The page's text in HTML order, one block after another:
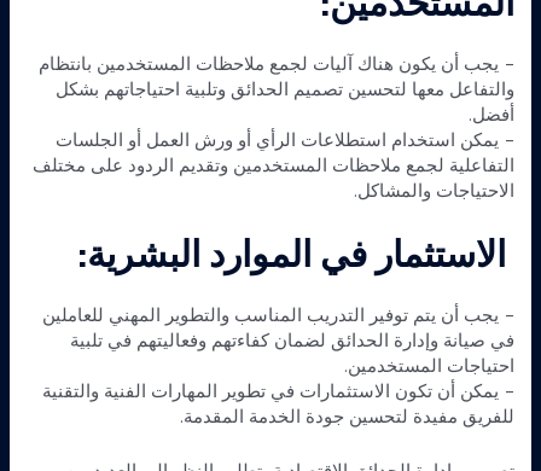
– يجب أن يكون هناك آليات لجمع ملاحظات المستخدمين بانتظام
والتفاعل معها لتحسين تصميم الحدائق وتلبية احتياجاتهم بشكل
أفضل.
– يمكن استخدام استطلاعات الرأي أو ورش العمل أو الجلسات
التفاعلية لجمع ملاحظات المستخدمين وتقديم الردود على مختلف
الاحتياجات والمشاكل.
الاستثمار في الموارد البشرية:
– يجب أن يتم توفير التدريب المناسب والتطوير المهني للعاملين
في صيانة وإدارة الحدائق لضمان كفاءتهم وفعاليتهم في تلبية
احتياجات المستخدمين.
– يمكن أن تكون الاستثمارات في تطوير المهارات الفنية والتقنية
للفريق مفيدة لتحسين جودة الخدمة المقدمة.